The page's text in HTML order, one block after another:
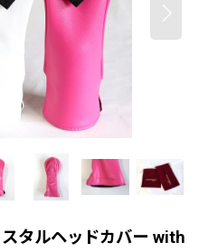
タルヘッドカバー with